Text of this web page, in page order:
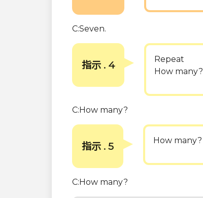
C:Seven.
指示 . 4
Repeat
How many?
C:How many?
指示 . 5 How many?
C:How many?